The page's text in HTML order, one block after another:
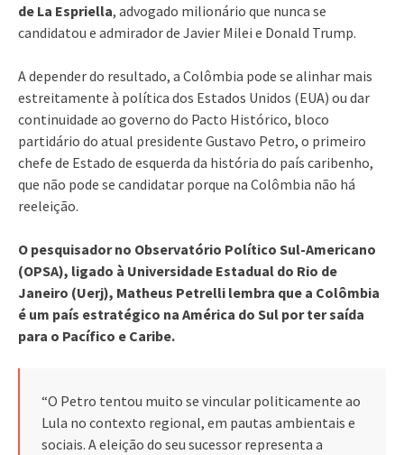
de La Espriella, advogado milionário que nunca se
candidatou e admirador de Javier Milei e Donald Trump.
A depender do resultado, a Colômbia pode se alinhar mais
estreitamente à política dos Estados Unidos (EUA) ou dar
continuidade ao governo do Pacto Histórico, bloco
partidário do atual presidente Gustavo Petro, o primeiro
chefe de Estado de esquerda da história do país caribenho,
que não pode se candidatar porque na Colômbia não há
reeleição.
O pesquisador no Observatório Político Sul-Americano
(OPSA), ligado à Universidade Estadual do Rio de
Janeiro (Uerj), Matheus Petrelli lembra que a Colômbia
é um país estratégico na América do Sul por ter saída
para o Pacífico e Caribe.
“O Petro tentou muito se vincular politicamente ao
Lula no contexto regional, em pautas ambientais e
sociais. A eleição do seu sucessor representa a